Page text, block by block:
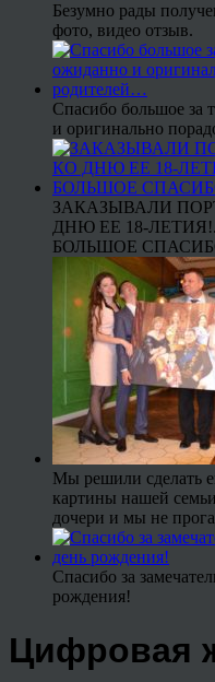
Безумно рады
фото, видео отзыв.
Спасибо большое за
и оригинально
ЗАКАЗЫВАЛИ
ДНЮ ЕЕ 18-
БОЛЬШОЕ
Мы решили сделать
картины нашей
дочери и мы не
Спасибо за
рождения!
Цифровая